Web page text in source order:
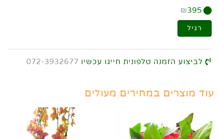
₪395
רגיל
לביצוע הזמנה טלפונית חייגו עכשיו 072-3932677
עוד מוצרים במחירים מעולים